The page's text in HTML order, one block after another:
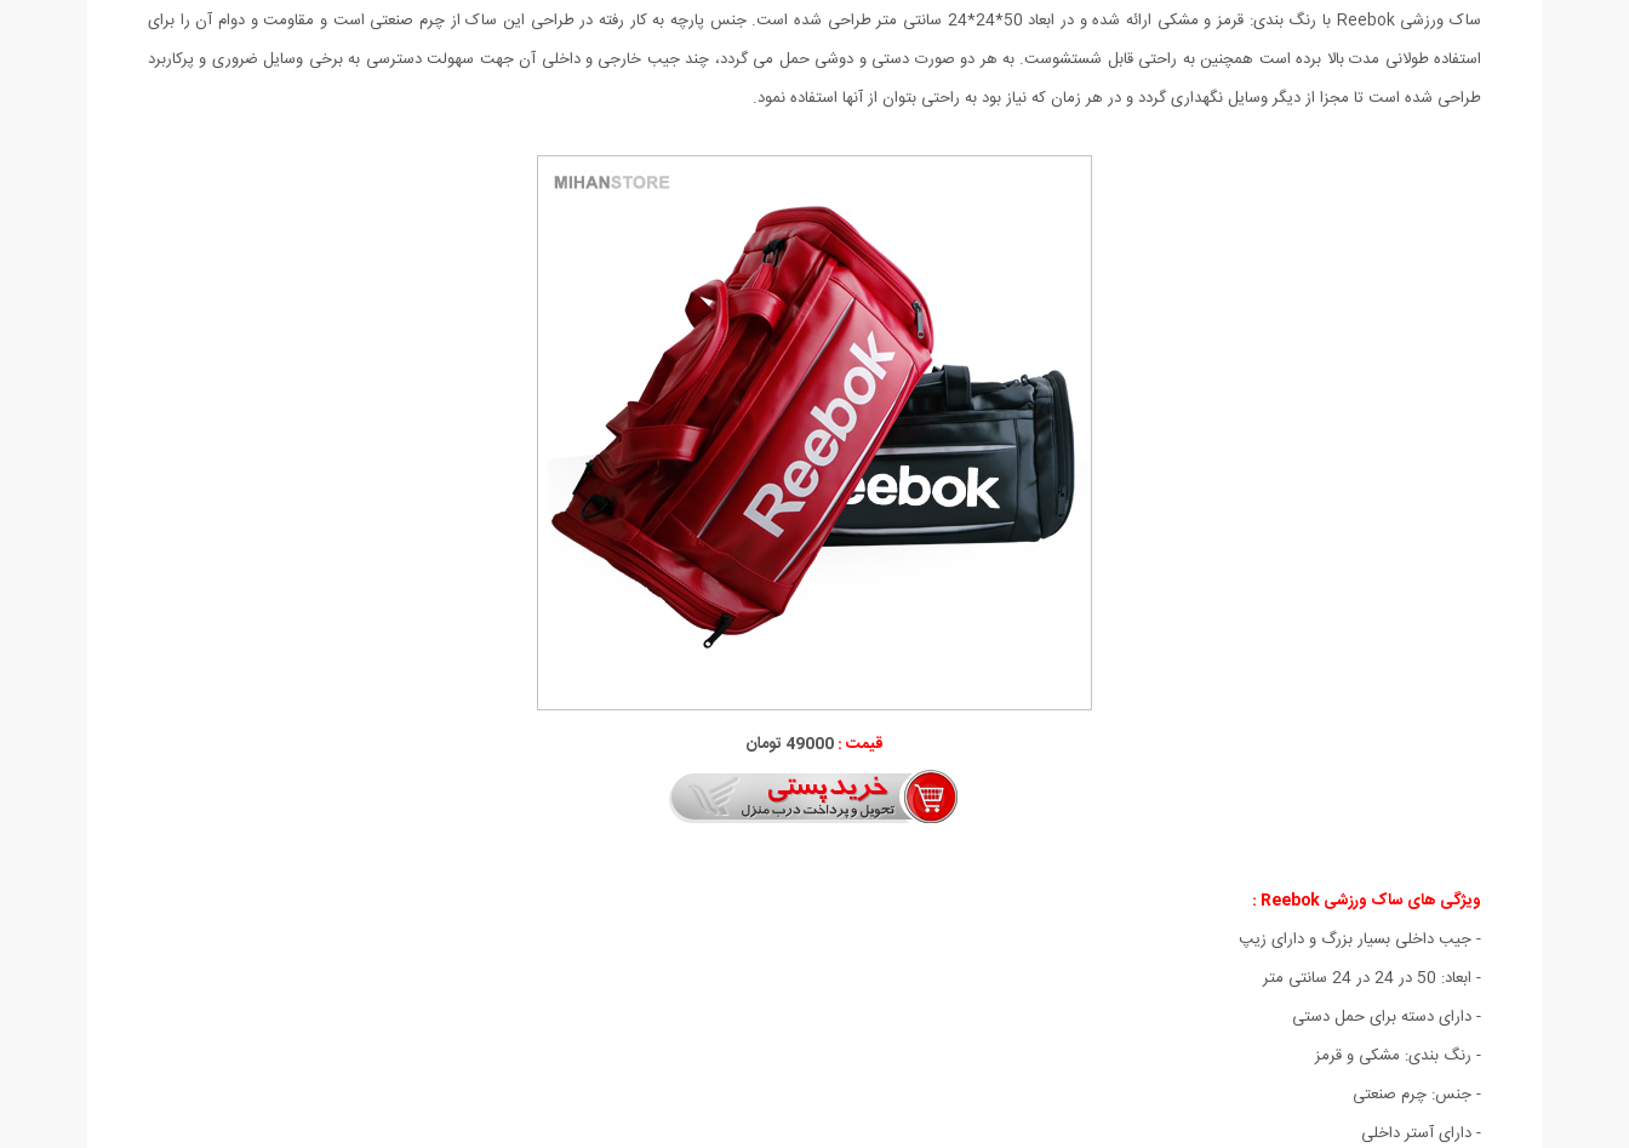
ساک ورزشی Reebok با رنگ بندی: قرمز و مشکی ارائه شده و در ابعاد 50*24*24 سانتی متر طراحی شده است. جنس پارچه به کار رفته در طراحی این ساک از چرم صنعتی است و مقاومت و دوام آن را برای
استفاده طولانی مدت بالا برده است همچنین به راحتی قابل شستشوست. به هر دو صورت دستی و دوشی حمل می گردد، چند جیب خارجی و داخلی آن جهت سهولت دسترسی به برخی وسایل ضروری و پرکاربرد
طراحی شده است تا مجزا از دیگر وسایل نگهداری گردد و در هر زمان که نیاز بود به راحتی بتوان از آنها استفاده نمود.
قیمت :49000 تومان
ویژگی های ساک ورزشی Reebok :
- جیب داخلی بسیار بزرگ و دارای زیپ
- ابعاد: 50 در 24 در 24 سانتی متر
- دارای دسته برای حمل دستی
- رنگ بندی: مشکی و قرمز
- جنس: چرم صنعتی
- دارای آستر داخلی